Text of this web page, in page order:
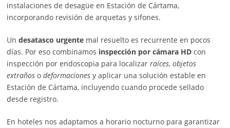
instalaciones de desagüe en Estación de Cártama,
incorporando revisión de arquetas y sifones.
Un desatasco urgentemal resuelto es recurrente en pocos
días. Por eso combinamos inspección por cámara HDcon
inspección por endoscopia para localizar raíces, objetos
extrañoso deformacionesy aplicar una solución estable en
Estación de Cártama, incluyendo cuando procede sellado
desde registro.
En hoteles nos adaptamos a horario nocturno para garantizar